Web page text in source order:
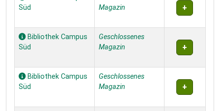
Süd
Magazin
Bibliothek Campus
Süd
Geschlossenes
Magazin
Bibliothek Campus
Süd
Geschlossenes
Magazin